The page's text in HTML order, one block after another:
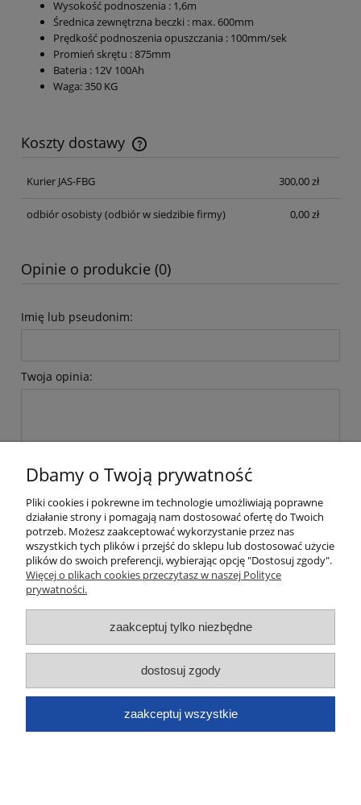
Wysokość podnoszenia : 1,6m
Średnica zewnętrzna beczki : max. 600mm
Prędkość podnoszenia opuszczania : 100mm/sek
Promień skrętu : 875mm
Bateria : 12V 100Ah
Waga: 350 KG
Koszty dostawy
Cena nie zawiera ewentualnych kosztów płatności
Kurier JAS-FBG
300,00 zł
odbiór osobisty(odbiór w siedzibie firmy) 0,00 zł
Opinie o produkcie (0)
Imię lub pseudonim:
Twoja opinia:
Moje konto
Informacje
O nas
Dane kontaktowe
Dbamy o Twoją prywatność
Pliki cookies i pokrewne im technologie umożliwiają poprawne
działanie strony i pomagają nam dostosować ofertę do Twoich
potrzeb. Możesz zaakceptować wykorzystanie przez nas
wszystkich tych plików i przejść do sklepu lub dostosować użycie
plików do swoich preferencji, wybierając opcję "Dostosuj zgody".
Więcej o plikach cookies przeczytasz w naszej Polityce
prywatności.
zaakceptuj tylko niezbędne
dostosuj zgody
zaakceptuj wszystkie